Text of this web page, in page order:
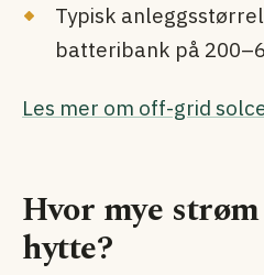
Typisk
batteribank på
Les mer om off-grid
Hvor mye
hytte?